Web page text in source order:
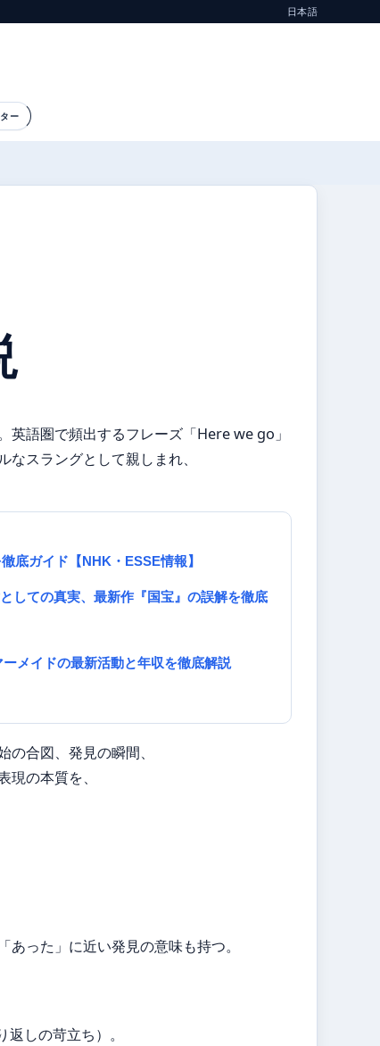
日本語
ー
語圏で頻出するフレーズ「Here we go」
スラングとして親しまれ、
底ガイド【NHK・ESSE情報】
しての真実、最新作『国宝』の誤解を徹底
メイドの最新活動と年収を徹底解説
合図、発見の瞬間、
の本質を、
った」に近い発見の意味も持つ。
しの苛立ち）。